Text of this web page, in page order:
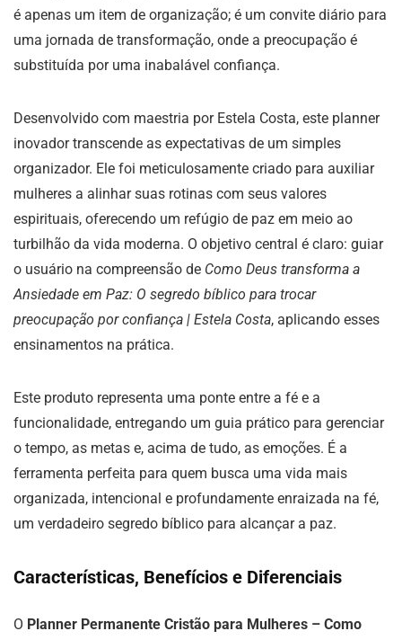
é apenas um item de organização; é um convite diário para
uma jornada de transformação, onde a preocupação é
substituída por uma inabalável confiança.
Desenvolvido com maestria por Estela Costa, este planner
inovador transcende as expectativas de um simples
organizador. Ele foi meticulosamente criado para auxiliar
mulheres a alinhar suas rotinas com seus valores
espirituais, oferecendo um refúgio de paz em meio ao
turbilhão da vida moderna. O objetivo central é claro: guiar
o usuário na compreensão de Como Deus transforma a
Ansiedade em Paz: O segredo bíblico para trocar
preocupação por confiança | Estela Costa, aplicando esses
ensinamentos na prática.
Este produto representa uma ponte entre a fé e a
funcionalidade, entregando um guia prático para gerenciar
o tempo, as metas e, acima de tudo, as emoções. É a
ferramenta perfeita para quem busca uma vida mais
organizada, intencional e profundamente enraizada na fé,
um verdadeiro segredo bíblico para alcançar a paz.
Características, Benefícios e Diferenciais
O Planner Permanente Cristão para Mulheres – Como